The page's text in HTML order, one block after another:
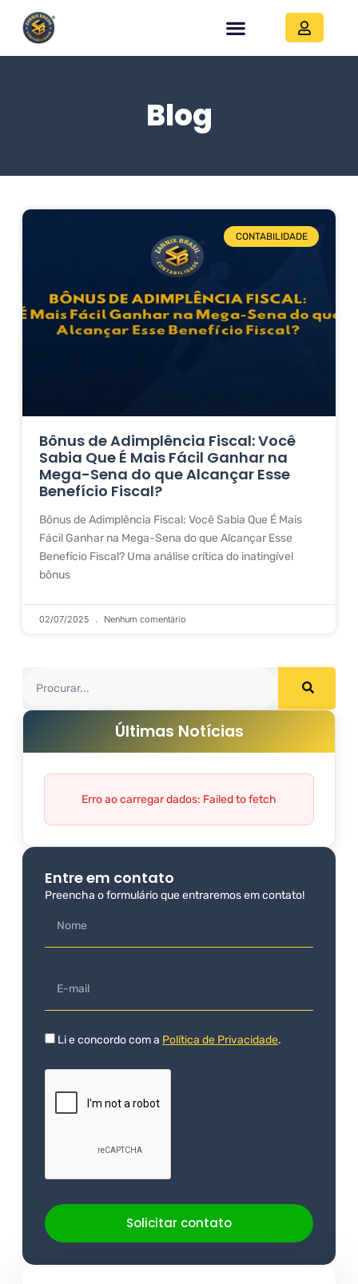
Blog
CONTABILIDADE
Bônus de Adimplência Fiscal: Você
Sabia Que É Mais Fácil Ganhar na
Mega-Sena do que Alcançar Esse
Benefício Fiscal?
Bônus de Adimplência Fiscal: Você Sabia Que É Mais
Fácil Ganhar na Mega-Sena do que Alcançar Esse
Benefício Fiscal? Uma análise crítica do inatingível
bônus
02/07/2025 Nenhum comentário
Últimas Notícias
Erro ao carregar dados: Failed to fetch
Entre em contato
Preencha o formulário que entraremos em contato!
Li e concordo com a Política de Privacidade.
Solicitar contato